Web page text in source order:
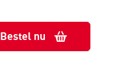
Bestel nu